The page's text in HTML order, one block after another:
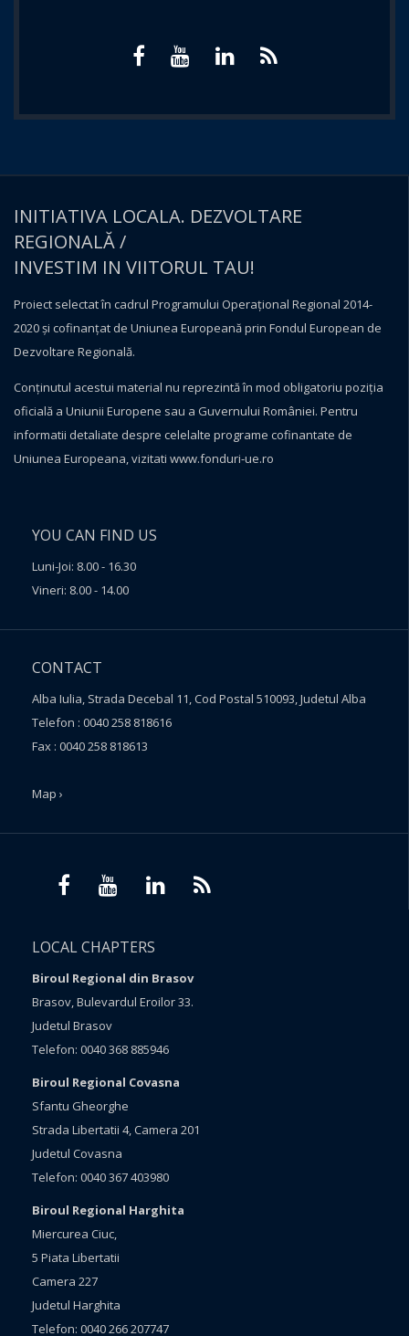
INITIATIVA LOCALA. DEZVOLTARE
REGIONALĂ /
INVESTIM IN VIITORUL TAU!
Proiect selectat în cadrul Programului Operațional Regional 2014-
2020 și cofinanțat de Uniunea Europeană prin Fondul European de
Dezvoltare Regională.
Conţinutul acestui material nu reprezintă în mod obligatoriu poziţia
oficială a Uniunii Europene sau a Guvernului României. Pentru
informatii detaliate despre celelalte programe cofinantate de
Uniunea Europeana, vizitati www.fonduri-ue.ro
YOU CAN FIND US
Luni-Joi: 8.00 - 16.30
Vineri: 8.00 - 14.00
CONTACT
Alba Iulia, Strada Decebal 11, Cod Postal 510093, Judetul Alba
Telefon : 0040 258 818616
Fax : 0040 258 818613
Map ›
LOCAL CHAPTERS
Biroul Regional din Brasov
Brasov, Bulevardul Eroilor 33.
Judetul Brasov
Telefon: 0040 368 885946
Biroul Regional Covasna
Sfantu Gheorghe
Strada Libertatii 4, Camera 201
Judetul Covasna
Telefon: 0040 367 403980
Biroul Regional Harghita
Miercurea Ciuc,
5 Piata Libertatii
Camera 227
Judetul Harghita
Telefon: 0040 266 207747